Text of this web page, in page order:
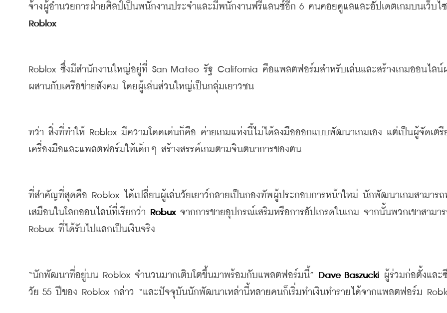
จ้างผู้อำนวยการฝ่ายศิลป์เป็นพนักงานประจำและมีพนักงานฟรีแลนซ์อีก 6 คนคอยดูแลและอัปเดตเกมบนเว็บไ
Roblox
Roblox ซึ่งมีสำนักงานใหญ่อยู่ที่ San Mateo รัฐ California คือแพลตฟอร์มสำหรับเล่นและสร้างเกมออนไลน์
ผสานกับเครือข่ายสังคม
โดยผู้เล่นส่วนใหญ่เป็นกลุ่มเยาวชน
ทว่า สิ่งที่ทำให้ Roblox มีความโดดเด่นก็คือ ค่ายเกมแห่งนี้ไม่ได้ลงมือออกแบบพัฒนาเกมเอง แต่เป็นผู้จัดเตรี
เครื่องมือและแพลตฟอร์มให้เด็กๆ สร้างสรรค์เกมตามจินตนาการของตน
ที่สำคัญที่สุดคือ Roblox ได้เปลี่ยนผู้เล่นวัยเยาว์กลายเป็นกองทัพผู้ประกอบการหน้าใหม่ นักพัฒนาเกมสามารถ
เสมือนในโลกออนไลน์ที่เรียกว่า Robux จากการขายอุปกรณ์เสริมหรือการอัปเกรดในเกม จากนั้นพวกเขาสามา
Robux ที่ได้รับไปแลกเป็นเงินจริง
“นักพัฒนาที่อยู่บน Roblox จำนวนมากเติบโตขึ้นมาพร้อมกับแพลตฟอร์มนี้” Dave Baszucki ผู้ร่วมก่อตั้งและ
วัย 55 ปีของ Roblox กล่าว “และปัจจุบันนักพัฒนาเหล่านี้หลายคนก็เริ่มทำเงินทำรายได้จากแพลตฟอร์ม